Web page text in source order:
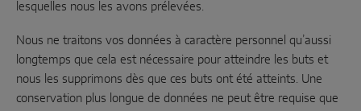
lesquelles nous les avons prélevées.
Nous ne traitons vos données à caractère personnel qu’aussi
longtemps que cela est nécessaire pour atteindre les buts et
nous les supprimons dès que ces buts ont été atteints. Une
conservation plus longue de données ne peut être requise que